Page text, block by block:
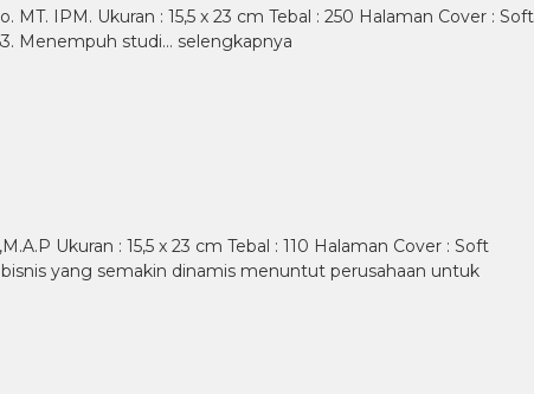
IPM. Ukuran : 15,5 x 23 cm Tebal : 250 Halaman Cover : Soft
Menempuh studi… selengkapnya
Ukuran : 15,5 x 23 cm Tebal : 110 Halaman Cover : Soft
yang semakin dinamis menuntut perusahaan untuk